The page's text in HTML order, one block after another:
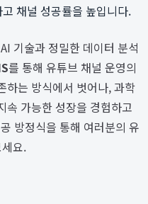
채널 성공률을 높입니다.
기술과 정밀한 데이터 분석
를 통해 유튜브 채널 운영의
하는 방식에서 벗어나, 과학
속 가능한 성장을 경험하고
방정식을 통해 여러분의 유
요.